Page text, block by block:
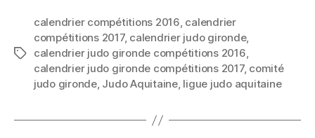
calendrier compétitions 2016, calendrier
compétitions 2017, calendrier judo gironde,
calendrier judo gironde compétitions 2016,
calendrier judo gironde compétitions 2017, comité
judo gironde, Judo Aquitaine, ligue judo aquitaine